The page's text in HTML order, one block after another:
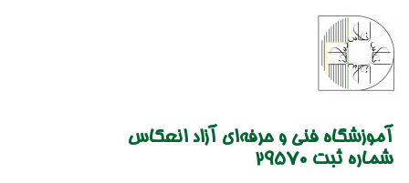
content
آموزشگاه فنی و حرفه‌ای آزاد انعکاس
شماره ثبت 29570